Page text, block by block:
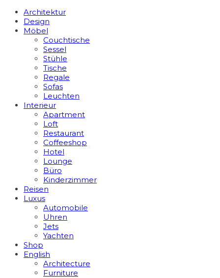
Architektur
Design
Möbel
Couchtische
Sessel
Stühle
Tische
Regale
Sofas
Leuchten
Interieur
Apart­ment
Loft
Restaurant
Coffeeshop
Hotel
Lounge
Büro
Kinderzimmer
Reisen
Luxus
Automobile
Uhren
Jets
Yachten
Shop
English
Architecture
Furniture